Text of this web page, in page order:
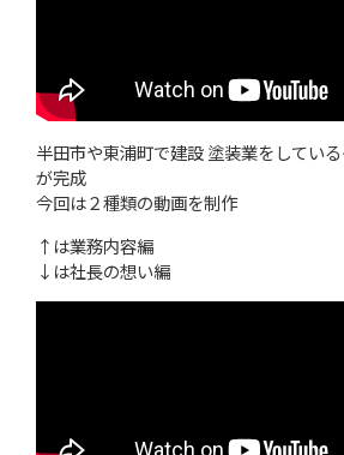
半田市や東浦町で建設 塗装業をしてい
が完成
今回は２種類の動画を制作
↑は業務内容編
↓は社長の想い編